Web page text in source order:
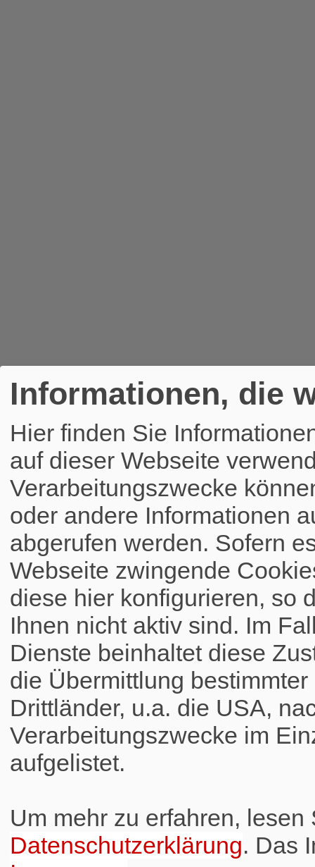
Informationen, die
Hier finden Sie
auf dieser Webseite
Verarbeitungszwecke
oder andere Informationen
abgerufen werden. Sofern
Webseite zwingende
diese hier konfigurieren, so
Ihnen nicht aktiv sind. Im
Dienste beinhaltet diese
die Übermittlung
Drittländer, u.a. die USA,
Verarbeitungszwecke im
aufgelistet.
Um mehr zu erfahren, lesen
Datenschutzerklärung. Das